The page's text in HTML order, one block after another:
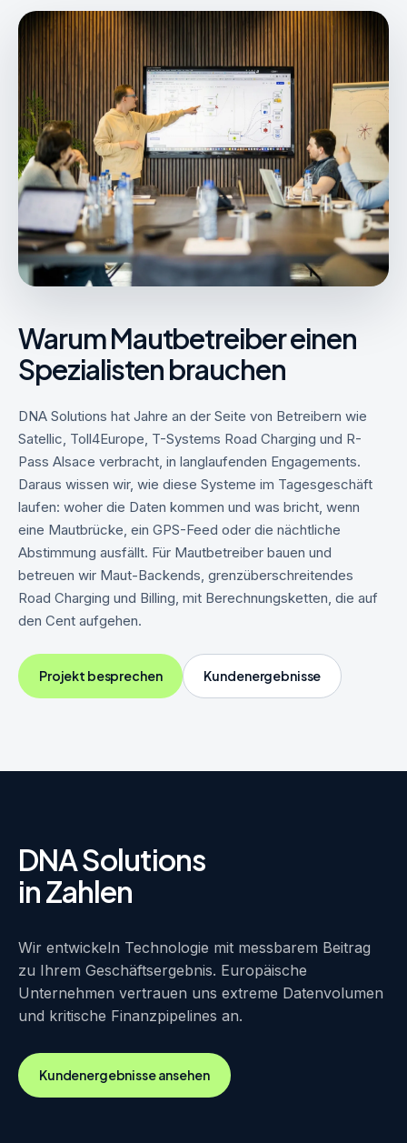
Warum Mautbetreiber einen
Spezialisten brauchen
DNA Solutions hat Jahre an der Seite von Betreibern wie
Satellic, Toll4Europe, T-Systems Road Charging und R-
Pass Alsace verbracht, in langlaufenden Engagements.
Daraus wissen wir, wie diese Systeme im Tagesgeschäft
laufen: woher die Daten kommen und was bricht, wenn
eine Mautbrücke, ein GPS-Feed oder die nächtliche
Abstimmung ausfällt. Für Mautbetreiber bauen und
betreuen wir Maut-Backends, grenzüberschreitendes
Road Charging und Billing, mit Berechnungsketten, die auf
den Cent aufgehen.
Projekt besprechen Kundenergebnisse
DNA Solutions
in Zahlen
Wir entwickeln Technologie mit messbarem Beitrag
zu Ihrem Geschäftsergebnis. Europäische
Unternehmen vertrauen uns extreme Datenvolumen
und kritische Finanzpipelines an.
Kundenergebnisse ansehen